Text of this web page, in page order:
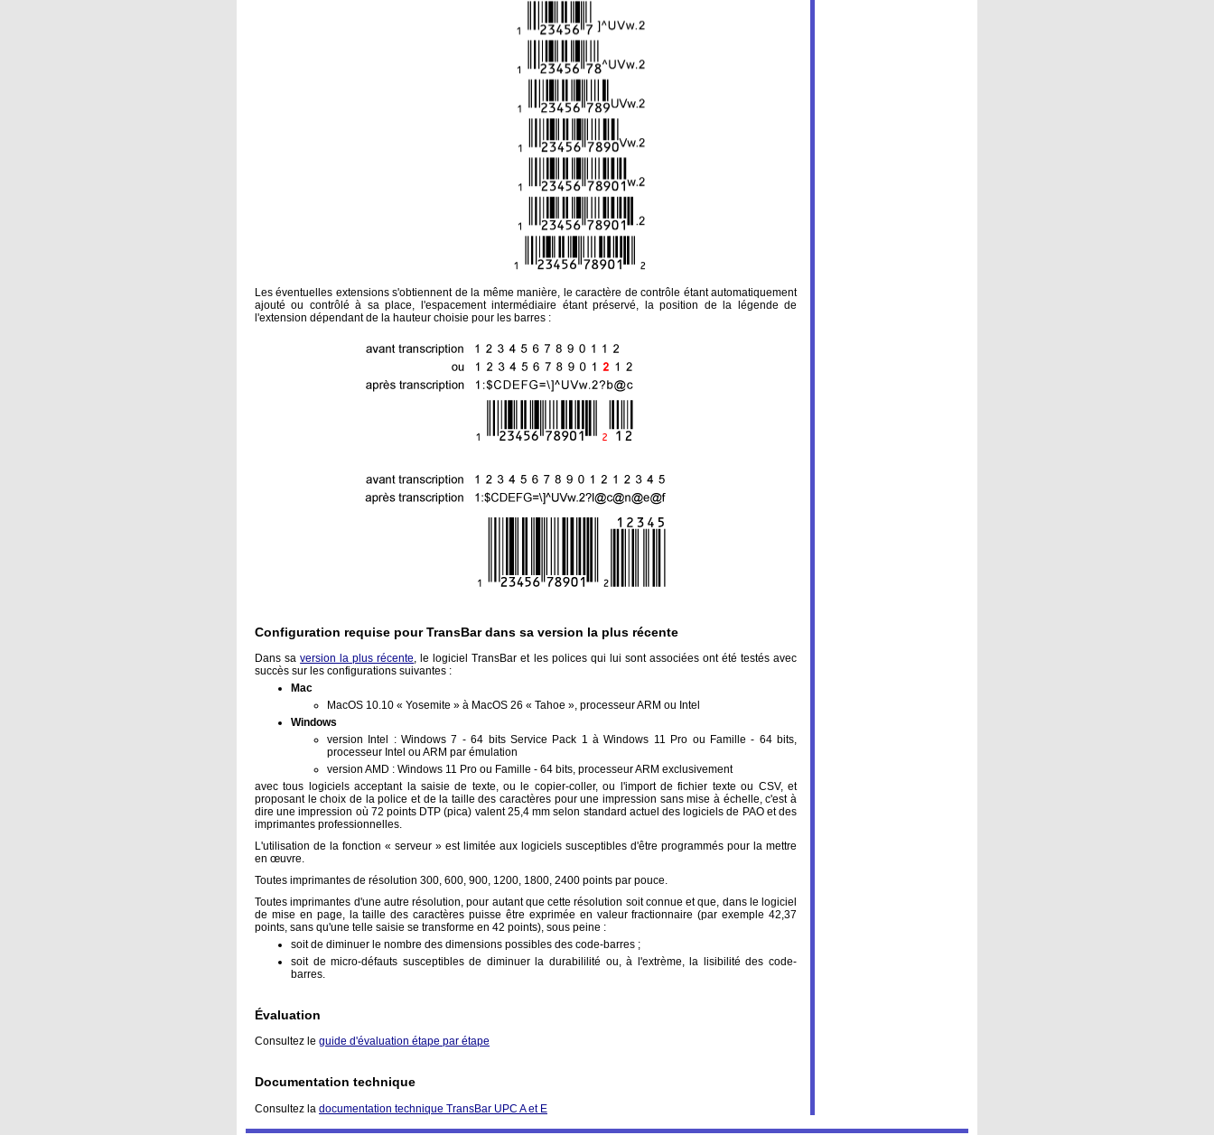
Les éventuelles extensions s'obtiennent de la même manière, le caractère de contrôle étant automatiquement
ajouté ou contrôlé à sa place, l'espacement intermédiaire étant préservé, la position de la légende de
l'extension dépendant de la hauteur choisie pour les barres :
Configuration requise pour TransBar dans sa version la plus récente
Dans saversion la plus récente, le logiciel TransBar et les polices qui lui sont associées ont été testés avec
succès sur les configurations suivantes :
Mac
MacOS 10.10 « Yosemite » à MacOS 26 « Tahoe », processeur ARM ou Intel
Windows
version Intel : Windows 7 - 64 bits Service Pack 1 à Windows 11 Pro ou Famille - 64 bits,
processeur Intel ou ARM par émulation
version AMD : Windows 11 Pro ou Famille - 64 bits, processeur ARM exclusivement
avec tous logiciels acceptant la saisie de texte, ou le copier-coller, ou l'import de fichier texte ou CSV, et
proposant le choix de la police et de la taille des caractères pour une impression sans mise à échelle, c'est à
dire une impression où 72 points DTP (pica) valent 25,4 mm selon standard actuel des logiciels de PAO et des
imprimantes professionnelles.
L'utilisation de la fonction « serveur » est limitée aux logiciels susceptibles d'être programmés pour la mettre
en œuvre.
Toutes imprimantes de résolution 300, 600, 900, 1200, 1800, 2400 points par pouce.
Toutes imprimantes d'une autre résolution, pour autant que cette résolution soit connue et que, dans le logiciel
de mise en page, la taille des caractères puisse être exprimée en valeur fractionnaire (par exemple 42,37
points, sans qu'une telle saisie se transforme en 42 points), sous peine :
soit de diminuer le nombre des dimensions possibles des code-barres ;
soit de micro-défauts susceptibles de diminuer la durabililité ou, à l'extrème, la lisibilité des code-
barres.
Évaluation
Consultez le guide d'évaluation étape par étape
Documentation technique
Consultez la documentation technique TransBar UPC A et E